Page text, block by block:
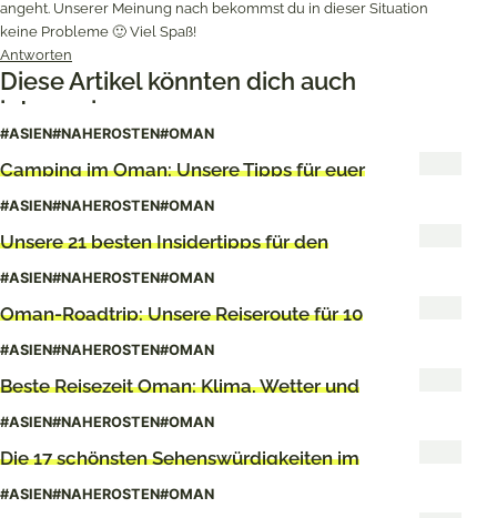
angeht. Unserer Meinung nach bekommst du in dieser Situation
keine Probleme 🙂 Viel Spaß!
Antworten
Diese Artikel könnten dich auch
interessieren
#ASIEN#NAHEROSTEN#OMAN
Camping im Oman: Unsere Tipps für euer
Abenteuer
#ASIEN#NAHEROSTEN#OMAN
Unsere 21 besten Insidertipps für den
Oman
#ASIEN#NAHEROSTEN#OMAN
Oman-Roadtrip: Unsere Reiseroute für 10
Tage
#ASIEN#NAHEROSTEN#OMAN
Beste Reisezeit Oman: Klima, Wetter und
Reisetipps
#ASIEN#NAHEROSTEN#OMAN
Die 17 schönsten Sehenswürdigkeiten im
Oman
#ASIEN#NAHEROSTEN#OMAN